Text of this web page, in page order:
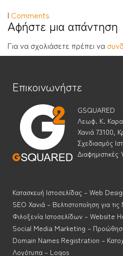
| Comments
Αφήστε μια απάντηση
Για να σχολιάσετε πρέπει να
Επικοινωνήστε
GSQUARED
Λεωφ. Κ.
Χανιά 73100,
Σχεδιασμός
Κατασκευή Ιστοσελίδας – Web
SEO Χανιά – Βελτιστοποίηση για
Φιλοξενία Ιστοσελίδων – Website
Social Media Marketing – Προώθηση
Domain Names Registration –
Λογότυπα – Logos